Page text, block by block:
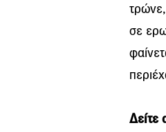
σε
Δείτε